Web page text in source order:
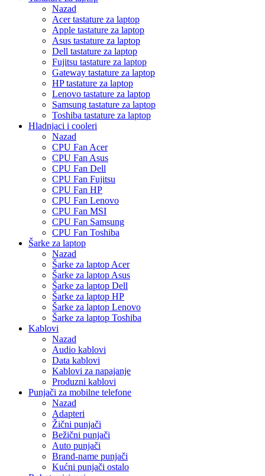
Nazad
Acer tastature za laptop
Apple tastature za laptop
Asus tastature za laptop
Dell tastature za laptop
Fujitsu tastature za laptop
Gateway tastature za laptop
HP tastature za laptop
Lenovo tastature za laptop
Samsung tastature za laptop
Toshiba tastature za laptop
Hladnjaci i cooleri
Nazad
CPU Fan Acer
CPU Fan Asus
CPU Fan Dell
CPU Fan Fujitsu
CPU Fan HP
CPU Fan Lenovo
CPU Fan MSI
CPU Fan Samsung
CPU Fan Toshiba
Šarke za laptop
Nazad
Šarke za laptop Acer
Šarke za laptop Asus
Šarke za laptop Dell
Šarke za laptop HP
Šarke za laptop Lenovo
Šarke za laptop Toshiba
Kablovi
Nazad
Audio kablovi
Data kablovi
Kablovi za napajanje
Produzni kablovi
Punjači za mobilne telefone
Nazad
Adapteri
Žični punjači
Bežični punjači
Auto punjači
Brand-name punjači
Kućni punjači ostalo